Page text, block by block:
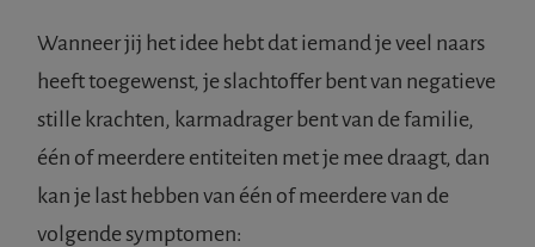
Wanneer jij het idee hebt dat iemand je veel naars
heeft toegewenst, je slachtoffer bent van negatieve
stille krachten, karmadrager bent van de familie,
één of meerdere entiteiten met je mee draagt, dan
kan je last hebben van één of meerdere van de
volgende symptomen: